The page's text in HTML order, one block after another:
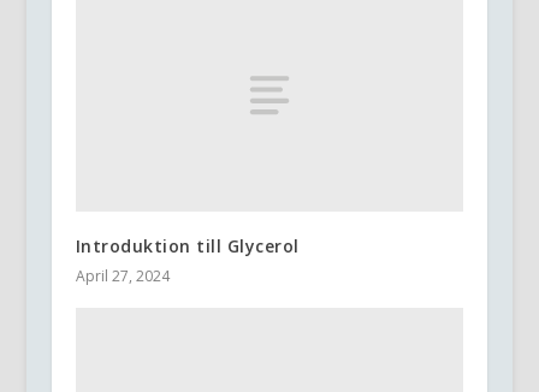
Introduktion till Glycerol
April 27, 2024